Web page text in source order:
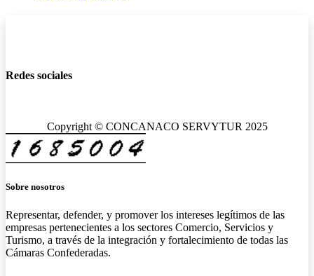
Redes sociales
Copyright © CONCANACO SERVYTUR 2025
Sobre nosotros
Representar, defender, y promover los intereses legítimos de las
empresas pertenecientes a los sectores Comercio, Servicios y
Turismo, a través de la integración y fortalecimiento de todas las
Cámaras Confederadas.